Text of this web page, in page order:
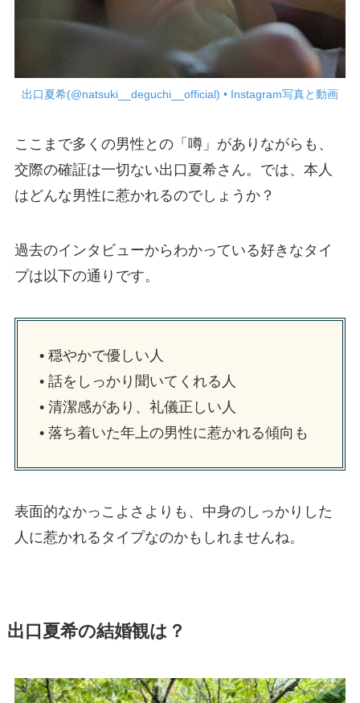
出口夏希(@natsuki__deguchi__official) • Instagram写真と動画
ここまで多くの男性との「噂」がありながらも、
交際の確証は一切ない出口夏希さん。では、本人
はどんな男性に惹かれるのでしょうか？
過去のインタビューからわかっている好きなタイ
プは以下の通りです。
• 穏やかで優しい人
• 話をしっかり聞いてくれる人
• 清潔感があり、礼儀正しい人
• 落ち着いた年上の男性に惹かれる傾向も
表面的なかっこよさよりも、中身のしっかりした
人に惹かれるタイプなのかもしれませんね。
出口夏希の結婚観は？